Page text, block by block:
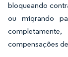
bloqueando
ou migrando
compensações